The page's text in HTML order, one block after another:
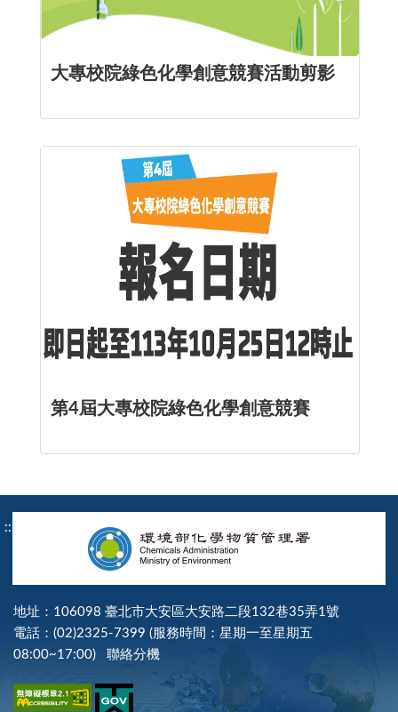
大專校院綠色化學創意競賽活動剪影
第4屆大專校院綠色化學創意競賽
:::
地址：106098 臺北市大安區大安路二段132巷35弄1號
電話：(02)2325-7399 (服務時間：星期一至星期五
08:00~17:00) 聯絡分機